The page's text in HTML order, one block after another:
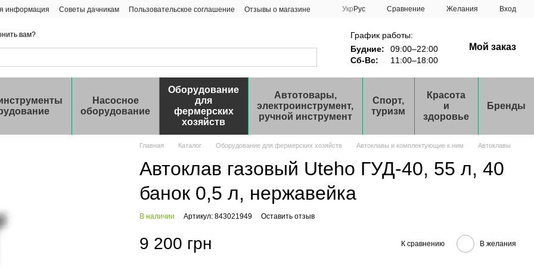
информация Советы дачникам Пользовательское соглашение Отзывы о магазине Укр Рус Сравнение Желания Вход
вам?
График работы:
Будние:
09:00–22:00
Сб-Вс:
11:00–18:00
Мой заказ
Насосное
оборудование
Оборудование
для
фермерских
хозяйств
Автотовары,
электроинструмент,
ручной инструмент
Спорт,
туризм
Красота
и
здоровье
Бренды
Главная Каталог Оборудование для фермерских хозяйств Автоклавы и комплектующие к ним Автоклавы
Автоклав газовый Uteho ГУД-40, 55 л, 40
банок 0,5 л, нержавейка
В наличии Артикул: 843021949 Оставить отзыв
9 200 грн К сравнению В желания